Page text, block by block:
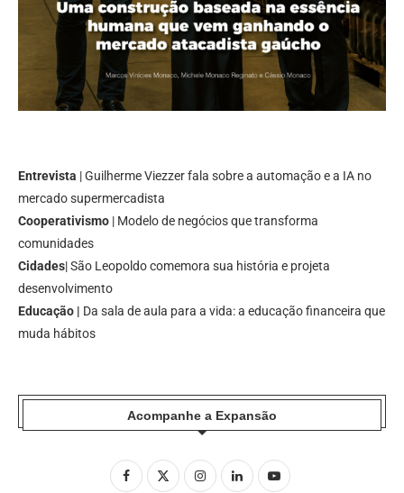
Entrevista | Guilherme Viezzer fala sobre a automação e a IA no
mercado supermercadista
Cooperativismo | Modelo de negócios que transforma
comunidades
Cidades| São Leopoldo comemora sua história e projeta
desenvolvimento
Educação | Da sala de aula para a vida: a educação financeira que
muda hábitos
Acompanhe a Expansão